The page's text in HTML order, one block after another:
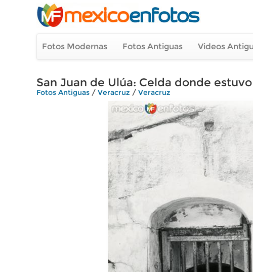
Fotos Modernas Fotos Antiguas Videos
San Juan de Ulúa: Celda donde
Fotos Antiguas / Veracruz / Veracruz